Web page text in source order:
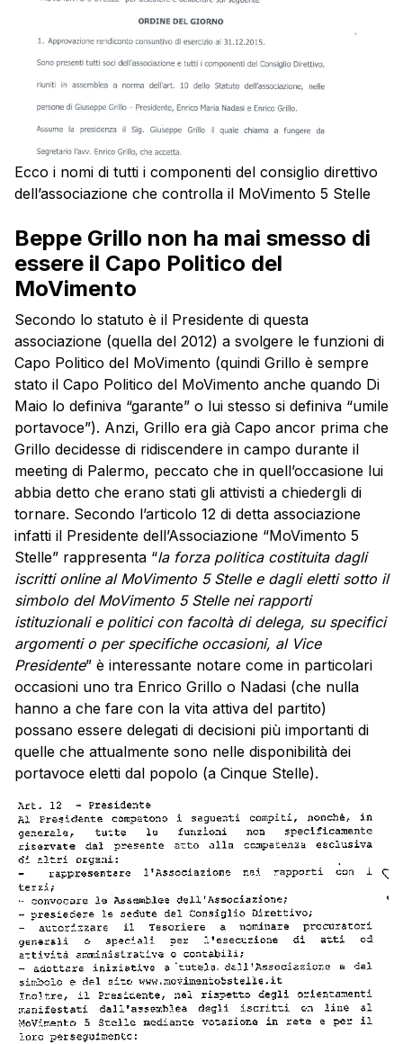
Ecco i nomi di tutti i componenti del consiglio direttivo
dell’associazione che controlla il MoVimento 5 Stelle
Beppe Grillo non ha mai smesso di
essere il Capo Politico del
MoVimento
Secondo lo statuto è il Presidente di questa
associazione (quella del 2012) a svolgere le funzioni di
Capo Politico del MoVimento (quindi Grillo è sempre
stato il Capo Politico del MoVimento anche quando Di
Maio lo definiva “garante” o lui stesso si definiva “umile
portavoce”). Anzi, Grillo era già Capo ancor prima che
Grillo decidesse di ridiscendere in campo durante il
meeting di Palermo, peccato che in quell’occasione lui
abbia detto che erano stati gli attivisti a chiedergli di
tornare. Secondo l’articolo 12 di detta associazione
infatti il Presidente dell’Associazione “MoVimento 5
Stelle” rappresenta “la forza politica costituita dagli
iscritti online al MoVimento 5 Stelle e dagli eletti sotto il
simbolo del MoVimento 5 Stelle nei rapporti
istituzionali e politici con facoltà di delega, su specifici
argomenti o per specifiche occasioni, al Vice
Presidente” è interessante notare come in particolari
occasioni uno tra Enrico Grillo o Nadasi (che nulla
hanno a che fare con la vita attiva del partito)
possano essere delegati di decisioni più importanti di
quelle che attualmente sono nelle disponibilità dei
portavoce eletti dal popolo (a Cinque Stelle).